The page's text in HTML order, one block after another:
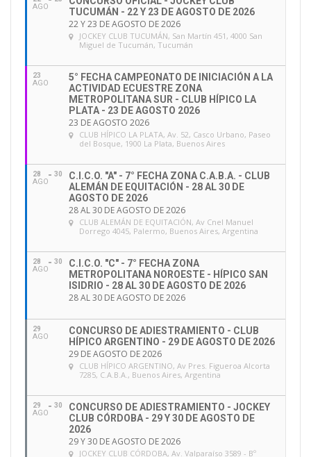
AGO
TUCUMÁN - 22 Y 23 DE AGOSTO DE 2026
22 Y 23 DE AGOSTO DE 2026
JOCKEY CLUB TUCUMÁN, San Martín 451, 4000 San
Miguel de Tucumán, Tucumán
23
AGO
5° FECHA CAMPEONATO DE INICIACIÓN A LA
ACTIVIDAD ECUESTRE ZONA
METROPOLITANA SUR - CLUB HÍPICO LA
PLATA - 23 DE AGOSTO 2026
23 DE AGOSTO 2026
CLUB HÍPICO LA PLATA, Av. 52, Casco Urbano, Paseo
del Bosque, 1900 La Plata, Buenos Aires
28
AGO
30
C.I.C.O. "A" - 7° FECHA ZONA C.A.B.A. - CLUB
ALEMÁN DE EQUITACIÓN - 28 AL 30 DE
AGOSTO DE 2026
28 AL 30 DE AGOSTO DE 2026
CLUB ALEMÁN DE EQUITACIÓN, Av Cnel Manuel
Dorrego 4045, Palermo, Buenos Aires, Argentina
28
AGO
30
C.I.C.O. "C" - 7° FECHA ZONA
METROPOLITANA NOROESTE - HÍPICO SAN
ISIDRIO - 28 AL 30 DE AGOSTO DE 2026
28 AL 30 DE AGOSTO DE 2026
29
AGO
CONCURSO DE ADIESTRAMIENTO - CLUB
HÍPICO ARGENTINO - 29 DE AGOSTO DE 2026
29 DE AGOSTO DE 2026
CLUB HÍPICO ARGENTINO, Av Pres. Figueroa Alcorta
7285, C.A.B.A., Buenos Aires, Argentina
29
AGO
30
CONCURSO DE ADIESTRAMIENTO - JOCKEY
CLUB CÓRDOBA - 29 Y 30 DE AGOSTO DE
2026
29 Y 30 DE AGOSTO DE 2026
JOCKEY CLUB CÓRDOBA, Av. Valparaíso 3589 - Bº